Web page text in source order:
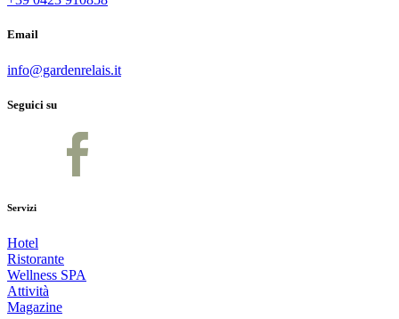
Email
info@gardenrelais.it
Seguici su
Servizi
Hotel
Ristorante
Wellness SPA
Attività
Magazine